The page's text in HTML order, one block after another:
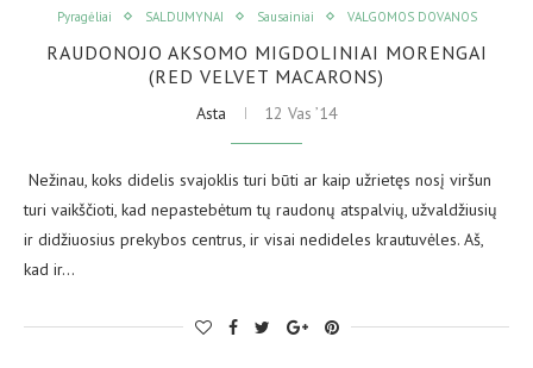
Pyragėliai SALDUMYNAI Sausainiai VALGOMOS DOVANOS
RAUDONOJO AKSOMO MIGDOLINIAI MORENGAI
(RED VELVET MACARONS)
Asta 12 Vas ’14
Nežinau, koks didelis svajoklis turi būti ar kaip užrietęs nosį viršun
turi vaikščioti, kad nepastebėtum tų raudonų atspalvių, užvaldžiusių
ir didžiuosius prekybos centrus, ir visai nedideles krautuvėles. Aš,
kad ir…